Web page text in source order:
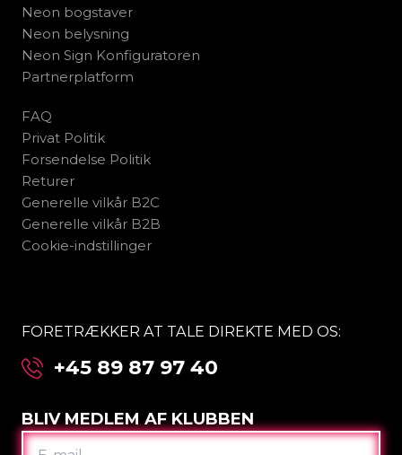
Neon bogstaver
Neon belysning
Neon Sign Konfiguratoren
Partnerplatform
FAQ
Privat Politik
Forsendelse Politik
Returer
Generelle vilkår B2C
Generelle vilkår B2B
Cookie-indstillinger
FORETRÆKKER AT TALE DIREKTE MED OS:
+45 89 87 97 40
BLIV MEDLEM AF KLUBBEN
E-